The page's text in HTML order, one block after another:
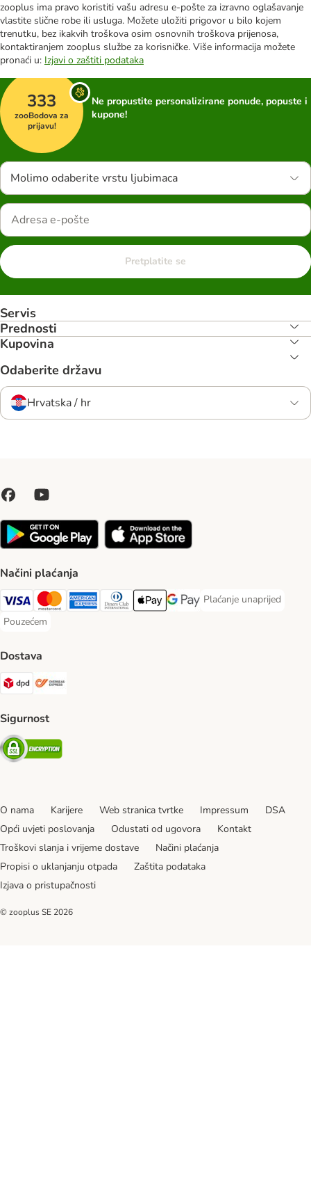
zooplus ima pravo koristiti vašu adresu e-pošte za izravno oglašavanje
vlastite slične robe ili usluga. Možete uložiti prigovor u bilo kojem
trenutku, bez ikakvih troškova osim osnovnih troškova prijenosa,
kontaktiranjem zooplus službe za korisničke. Više informacija možete
pronaći u: Izjavi o zaštiti podataka
333
zooBodova za
prijavu!
Ne propustite personalizirane ponude, popuste i
kupone!
Molimo odaberite vrstu ljubimaca
Pretplatite se
Servis
Prednosti
Kupovina
Odaberite državu
Hrvatska / hr
Načini plaćanja
Visa Payment Method
MasterCard Payment Method
American Express Payment Method
Diners Club Payment Method
Payment MethodGoogle pay Payment Method
Plaćanje unaprijed
Plaćanje unaprijed
Pouzećem
Pouzećem Payment Method
Dostava
DPD Shipping Method
Sigurnost
Security
O nama Karijere Web stranica tvrtke Impressum
DSA
Opći uvjeti poslovanja
Odustati od ugovora
Kontakt
Troškovi slanja i vrijeme dostave
Načini plaćanja
Propisi o uklanjanju otpada
Zaštita podataka
Izjava o pristupačnosti
© zooplus SE 2026